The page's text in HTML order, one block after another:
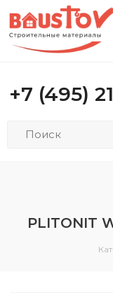
+7 (495)
PLITONIT